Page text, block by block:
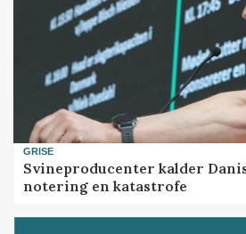
GRISE
Svineproducenter kalder
notering en katastrofe